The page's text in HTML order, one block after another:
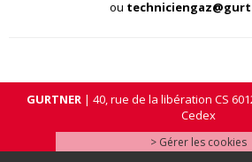
ou
GURTNER| 40, rue de la libération CS
Cedex
> Gérer les cookies